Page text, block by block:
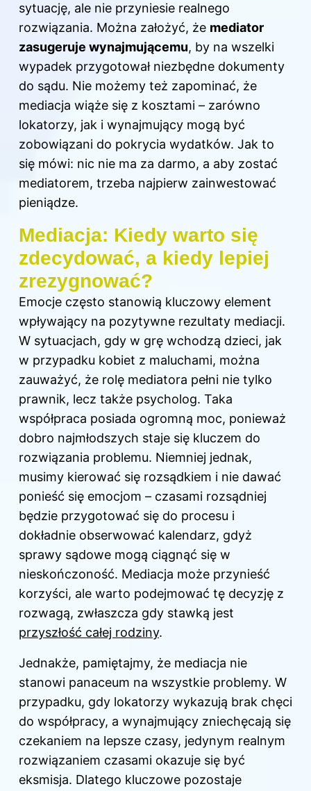
sytuację, ale nie przyniesie realnego
rozwiązania. Można założyć, że mediator
zasugeruje wynajmującemu, by na wszelki
wypadek przygotował niezbędne dokumenty
do sądu. Nie możemy też zapominać, że
mediacja wiąże się z kosztami – zarówno
lokatorzy, jak i wynajmujący mogą być
zobowiązani do pokrycia wydatków. Jak to
się mówi: nic nie ma za darmo, a aby zostać
mediatorem, trzeba najpierw zainwestować
pieniądze.
Mediacja: Kiedy warto się
zdecydować, a kiedy lepiej
zrezygnować?
Emocje często stanowią kluczowy element
wpływający na pozytywne rezultaty mediacji.
W sytuacjach, gdy w grę wchodzą dzieci, jak
w przypadku kobiet z maluchami, można
zauważyć, że rolę mediatora pełni nie tylko
prawnik, lecz także psycholog. Taka
współpraca posiada ogromną moc, ponieważ
dobro najmłodszych staje się kluczem do
rozwiązania problemu. Niemniej jednak,
musimy kierować się rozsądkiem i nie dawać
ponieść się emocjom – czasami rozsądniej
będzie przygotować się do procesu i
dokładnie obserwować kalendarz, gdyż
sprawy sądowe mogą ciągnąć się w
nieskończoność. Mediacja może przynieść
korzyści, ale warto podejmować tę decyzję z
rozwagą, zwłaszcza gdy stawką jest
przyszłość całej rodziny.
Jednakże, pamiętajmy, że mediacja nie
stanowi panaceum na wszystkie problemy. W
przypadku, gdy lokatorzy wykazują brak chęci
do współpracy, a wynajmujący zniechęcają się
czekaniem na lepsze czasy, jedynym realnym
rozwiązaniem czasami okazuje się być
eksmisja. Dlatego kluczowe pozostaje